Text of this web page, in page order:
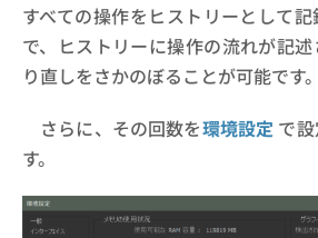
すべての操作をヒストリーとして
で、ヒストリーに操作の流れが記
り直しをさかのぼることが可能です。
さらに、その回数を環境設定 で
す。